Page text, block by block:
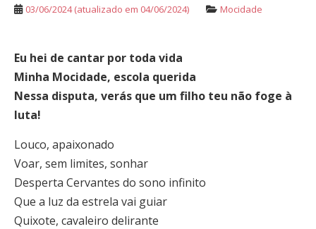
03/06/2024(atualizado em 04/06/2024) Mocidade
Eu hei de cantar por toda vida
Minha Mocidade, escola querida
Nessa disputa, verás que um filho teu não foge à
luta!
Louco, apaixonado
Voar, sem limites, sonhar
Desperta Cervantes do sono infinito
Que a luz da estrela vai guiar
Quixote, cavaleiro delirante